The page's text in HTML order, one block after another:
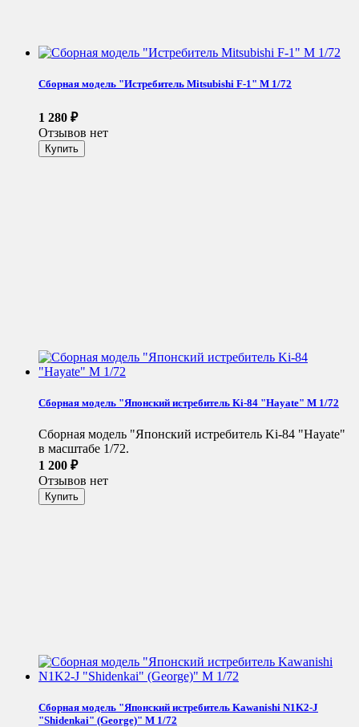
Сборная модель "Истребитель Mitsubishi F-1" М 1/72
1 280 ₽
Отзывов нет
Сборная модель "Японский истребитель Ki-84 "Hayate" М 1/72
Сборная модель "Японский истребитель Ki-84 "Hayate"
в масштабе 1/72.
1 200 ₽
Отзывов нет
Сборная модель "Японский истребитель Kawanishi N1K2-J
"Shidenkai" (George)" М 1/72